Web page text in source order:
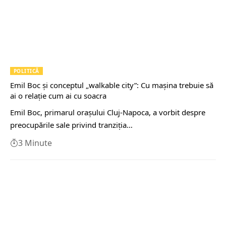
POLITICĂ
Emil Boc și conceptul „walkable city”: Cu mașina trebuie să
ai o relație cum ai cu soacra
Emil Boc, primarul orașului Cluj-Napoca, a vorbit despre
preocupările sale privind tranziția…
3 Minute